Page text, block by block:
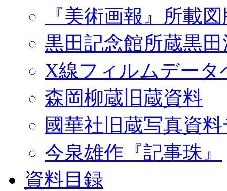
『美術画報』所載
黒田記念館所蔵黒
X線フィルムデータ
森岡柳蔵旧蔵資料
國華社旧蔵写真資
今泉雄作『記事珠』
資料目録